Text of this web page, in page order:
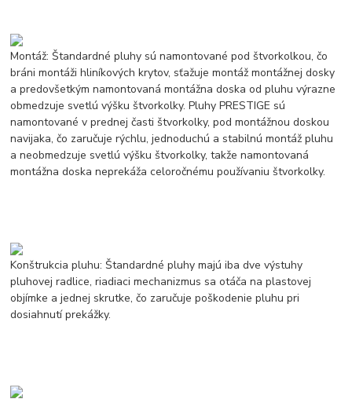
Montáž: Štandardné pluhy sú namontované pod štvorkolkou, čo
bráni montáži hliníkových krytov, sťažuje montáž montážnej dosky
a predovšetkým namontovaná montážna doska od pluhu výrazne
obmedzuje svetlú výšku štvorkolky. Pluhy PRESTIGE sú
namontované v prednej časti štvorkolky, pod montážnou doskou
navijaka, čo zaručuje rýchlu, jednoduchú a stabilnú montáž pluhu
a neobmedzuje svetlú výšku štvorkolky, takže namontovaná
montážna doska neprekáža celoročnému používaniu štvorkolky.
Konštrukcia pluhu: Štandardné pluhy majú iba dve výstuhy
pluhovej radlice, riadiaci mechanizmus sa otáča na plastovej
objímke a jednej skrutke, čo zaručuje poškodenie pluhu pri
dosiahnutí prekážky.